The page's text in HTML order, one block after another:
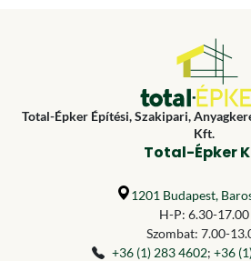
Total-Épker Építési, Szakipari,
Kft.
Total-Épker
1201 Budapest,
H-P: 6.30-17.00
Szombat: 7.00-
+36 (1) 283 4602; +36